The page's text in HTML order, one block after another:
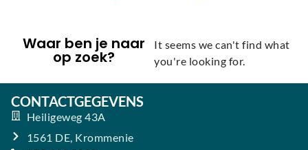
Waar ben je naar
op zoek?
It seems we can't find what
you're looking for.
CONTACTGEGEVENS
Heiligeweg 43A
1561 DE, Krommenie